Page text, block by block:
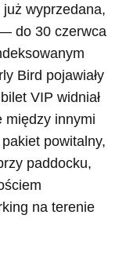
wyprzedana,
do 30 czerwca
Bird pojawiały
VIP widniał
między innymi
powitalny,
paddocku,
na terenie